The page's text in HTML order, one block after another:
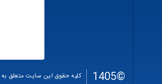
©1405 کلیه حقوق این سایت متعلق به